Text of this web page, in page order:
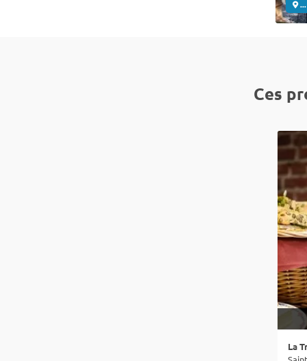
...
Ces
La